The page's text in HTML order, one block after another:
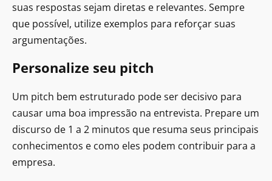
suas respostas sejam diretas e relevantes. Sempre
que possível, utilize exemplos para reforçar suas
argumentações.
Personalize seu pitch
Um pitch bem estruturado pode ser decisivo para
causar uma boa impressão na entrevista. Prepare um
discurso de 1 a 2 minutos que resuma seus principais
conhecimentos e como eles podem contribuir para a
empresa.